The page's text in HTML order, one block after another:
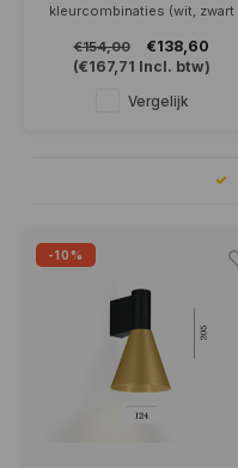
kleurcombinaties (wit, zwart
Geschikt voor 2 PAR16-GU10
ledlampen (niet bijgeleverd)
€154,00
€138,60
(€167,71 Incl. btw)
Vergelijk
-10%